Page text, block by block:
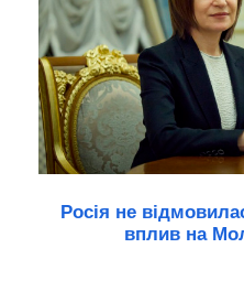
Росія не
вплив на